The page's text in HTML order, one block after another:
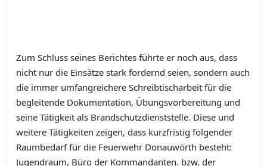
Zum Schluss seines Berichtes führte er noch aus, dass
nicht nur die Einsätze stark fordernd seien, sondern auch
die immer umfangreichere Schreibtischarbeit für die
begleitende Dokumentation, Übungsvorbereitung und
seine Tätigkeit als Brandschutzdienststelle. Diese und
weitere Tätigkeiten zeigen, dass kurzfristig folgender
Raumbedarf für die Feuerwehr Donauwörth besteht:
Jugendraum, Büro der Kommandanten. bzw. der